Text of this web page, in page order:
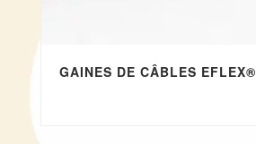
GAINES DE CÂBLES EFLEX®